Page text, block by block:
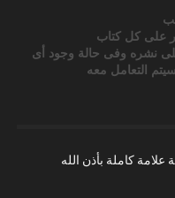
على كل كتاب
نشره وفى حالة وجود أى
التعامل معه
علامة كاملة بأذن الله